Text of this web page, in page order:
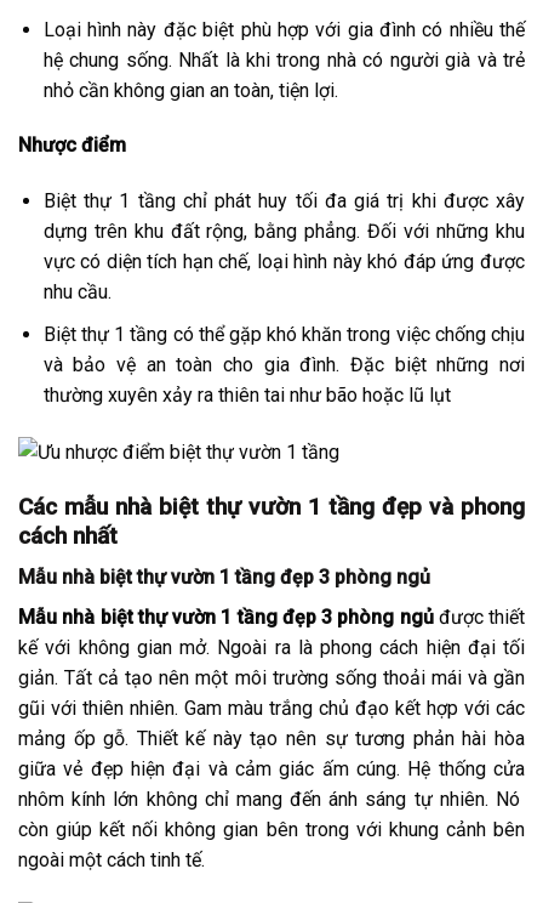
Loại hình này đặc biệt phù hợp với gia đình có nhiều thế
hệ chung sống. Nhất là khi trong nhà có người già và trẻ
nhỏ cần không gian an toàn, tiện lợi.
Nhược điểm
Biệt thự 1 tầng chỉ phát huy tối đa giá trị khi được xây
dựng trên khu đất rộng, bằng phẳng. Đối với những khu
vực có diện tích hạn chế, loại hình này khó đáp ứng được
nhu cầu.
Biệt thự 1 tầng có thể gặp khó khăn trong việc chống chịu
và bảo vệ an toàn cho gia đình. Đặc biệt những nơi
thường xuyên xảy ra thiên tai như bão hoặc lũ lụt
Các mẫu nhà biệt thự vườn 1 tầng đẹp và phong
cách nhất
Mẫu nhà biệt thự vườn 1 tầng đẹp 3 phòng ngủ
Mẫu nhà biệt thự vườn 1 tầng đẹp 3 phòng ngủđược thiết
kế với không gian mở. Ngoài ra là phong cách hiện đại tối
giản. Tất cả tạo nên một môi trường sống thoải mái và gần
gũi với thiên nhiên. Gam màu trắng chủ đạo kết hợp với các
mảng ốp gỗ. Thiết kế này tạo nên sự tương phản hài hòa
giữa vẻ đẹp hiện đại và cảm giác ấm cúng. Hệ thống cửa
nhôm kính lớn không chỉ mang đến ánh sáng tự nhiên. Nó
còn giúp kết nối không gian bên trong với khung cảnh bên
ngoài một cách tinh tế.